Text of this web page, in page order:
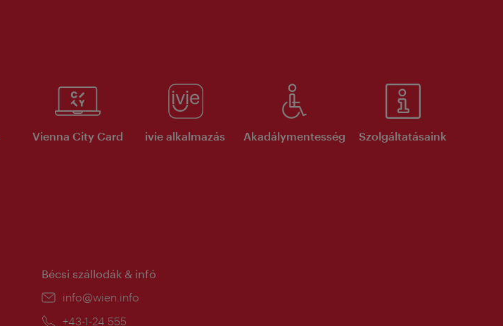
Vienna City Card ivie alkalmazás Akadálymentesség Szolgáltatásaink
Bécsi szállodák & infó
E-
info@wien.info
Telefon:
+43-1-24 555